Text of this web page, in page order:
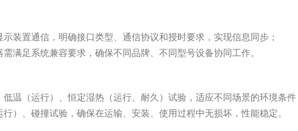
装置通信，明确接口类型、通信协议和授时要求，实现信息同步；
满足系统兼容要求，确保不同品牌、不同型号设备协同工作。
温（运行）、恒定湿热（运行、耐久）试验，适应不同场景的环境条件
）、碰撞试验，确保在运输、安装、使用过程中无损坏，性能稳定。